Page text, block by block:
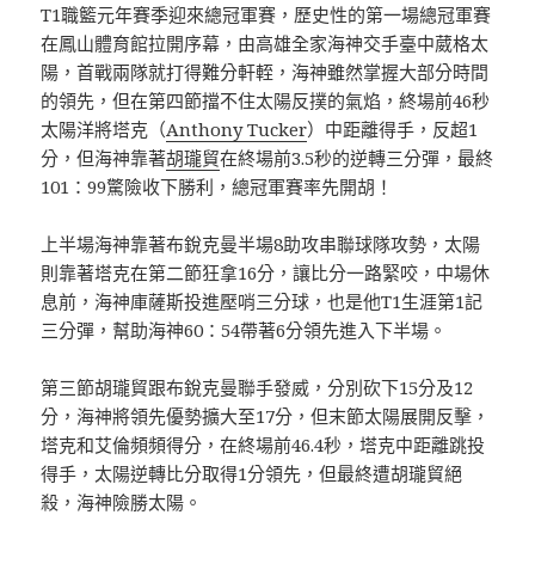
T1職籃元年賽季迎來總冠軍賽，歷史性的第一場總冠軍賽
在鳳山體育館拉開序幕，由高雄全家海神交手臺中葳格太
陽，首戰兩隊就打得難分軒輊，海神雖然掌握大部分時間
的領先，但在第四節擋不住太陽反撲的氣焰，終場前46秒
太陽洋將塔克（Anthony Tucker）中距離得手，反超1
分，但海神靠著胡瓏貿在終場前3.5秒的逆轉三分彈，最終
101：99驚險收下勝利，總冠軍賽率先開胡！
上半場海神靠著布銳克曼半場8助攻串聯球隊攻勢，太陽
則靠著塔克在第二節狂拿16分，讓比分一路緊咬，中場休
息前，海神庫薩斯投進壓哨三分球，也是他T1生涯第1記
三分彈，幫助海神60：54帶著6分領先進入下半場。
第三節胡瓏貿跟布銳克曼聯手發威，分別砍下15分及12
分，海神將領先優勢擴大至17分，但末節太陽展開反擊，
塔克和艾倫頻頻得分，在終場前46.4秒，塔克中距離跳投
得手，太陽逆轉比分取得1分領先，但最終遭胡瓏貿絕
殺，海神險勝太陽。